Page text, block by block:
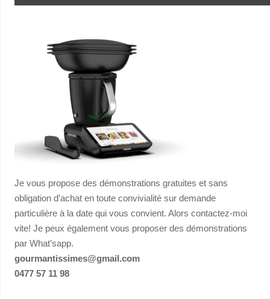
Je vous propose des démonstrations gratuites et sans
obligation d’achat en toute convivialité sur demande
particulière à la date qui vous convient. Alors contactez-moi
vite! Je peux également vous proposer des démonstrations
par What’sapp.
gourmantissimes@gmail.com
0477 57 11 98